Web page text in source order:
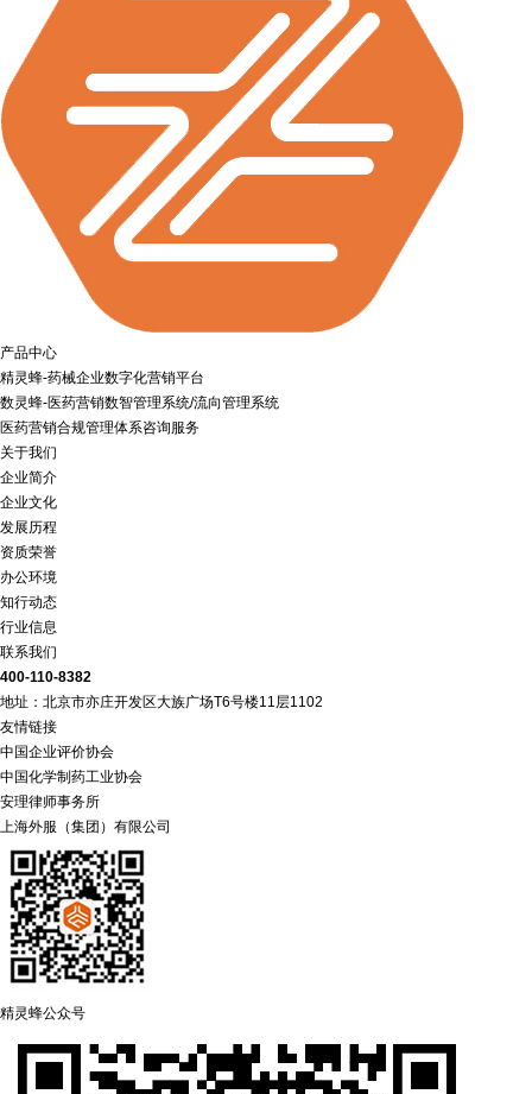
产品中心
精灵蜂-药械企业数字化营销平台
数灵蜂-医药营销数智管理系统/流向管理系统
医药营销合规管理体系咨询服务
关于我们
企业简介
企业文化
发展历程
资质荣誉
办公环境
知行动态
行业信息
联系我们
400-110-8382
地址：北京市亦庄开发区大族广场T6号楼11层1102
友情链接
中国企业评价协会
中国化学制药工业协会
安理律师事务所
上海外服（集团）有限公司
精灵蜂公众号